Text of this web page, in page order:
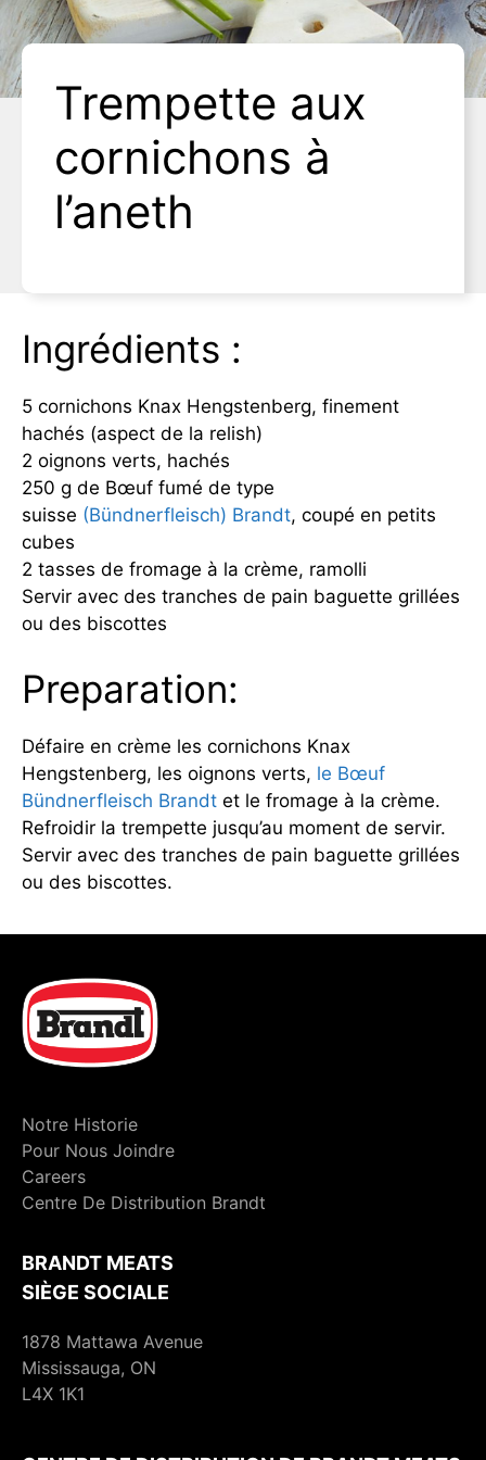
Trempette aux
cornichons à
l’aneth
Ingrédients :
5 cornichons Knax Hengstenberg, finement
hachés (aspect de la relish)
2 oignons verts, hachés
250 g de Bœuf fumé de type
suisse (Bündnerfleisch) Brandt, coupé en petits
cubes
2 tasses de fromage à la crème, ramolli
Servir avec des tranches de pain baguette grillées
ou des biscottes
Preparation:
Défaire en crème les cornichons Knax
Hengstenberg, les oignons verts, le Bœuf
Bündnerfleisch Brandt et le fromage à la crème.
Refroidir la trempette jusqu’au moment de servir.
Servir avec des tranches de pain baguette grillées
ou des biscottes.
Notre Historie
Pour Nous Joindre
Careers
Centre De Distribution Brandt
BRANDT MEATS
SIÈGE SOCIALE
1878 Mattawa Avenue
Mississauga, ON
L4X 1K1